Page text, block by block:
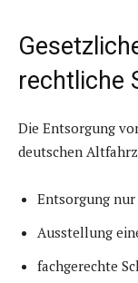
rechtliche
Die Entsorgung
deutschen
Entsorgung
Ausstellung
fachgerechte